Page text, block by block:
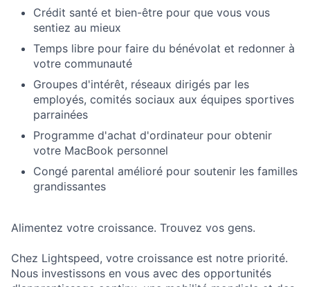
Crédit santé et bien-être pour que vous vous
sentiez au mieux
Temps libre pour faire du bénévolat et redonner à
votre communauté
Groupes d'intérêt, réseaux dirigés par les
employés, comités sociaux aux équipes sportives
parrainées
Programme d'achat d'ordinateur pour obtenir
votre MacBook personnel
Congé parental amélioré pour soutenir les familles
grandissantes
Alimentez votre croissance. Trouvez vos gens.
Chez Lightspeed, votre croissance est notre priorité.
Nous investissons en vous avec des opportunités